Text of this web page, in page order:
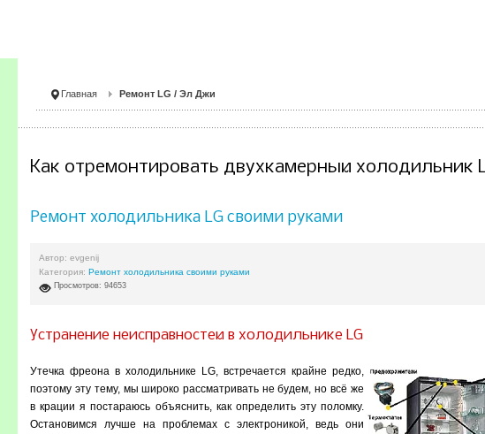
Главная Ремонт LG / Эл Джи
Как отремонтировать двухкамерный холодильник
Ремонт холодильника LG своими руками
Автор:evgenij
Категория:Ремонт холодильника своими руками
Просмотров: 94653
Устранение неисправностей в холодильнике LG
Утечка фреона в холодильнике LG, встречается крайне редко,
поэтому эту тему, мы широко рассматривать не будем, но всё же
в крации я постараюсь объяснить, как определить эту поломку.
Остановимся лучше на проблемах с электроникой, ведь они